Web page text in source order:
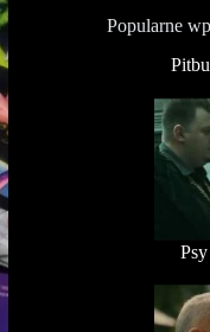
Popularne